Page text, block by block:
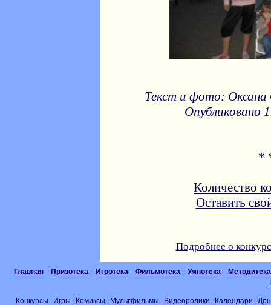
Текст и фото: Оксана
Опубликовано
*
Количество
Оставить
Подробнее о
Главная Призотека Игротека Фильмотека Умнотека
Методитека
Конкурсы Игры Комиксы Мультфильмы Видеоролики Календари